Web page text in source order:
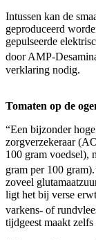
Intussen kan de
geproduceerd
gepulseerde
door AMP-
verklaring nodig.
Tomaten op de
“Een bijzonder
zorgverzekeraar
100 gram voedsel),
gram per 100
zoveel
ligt het bij verse
varkens- of
tijdgeest maakt zelfs